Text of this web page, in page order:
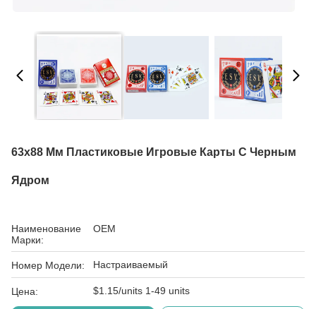
63x88 Мм Пластиковые Игровые Карты С Черным
Ядром
Наименование
Марки:
OEM
Номер Модели: Настраиваемый
Цена: $1.15/units 1-49 units